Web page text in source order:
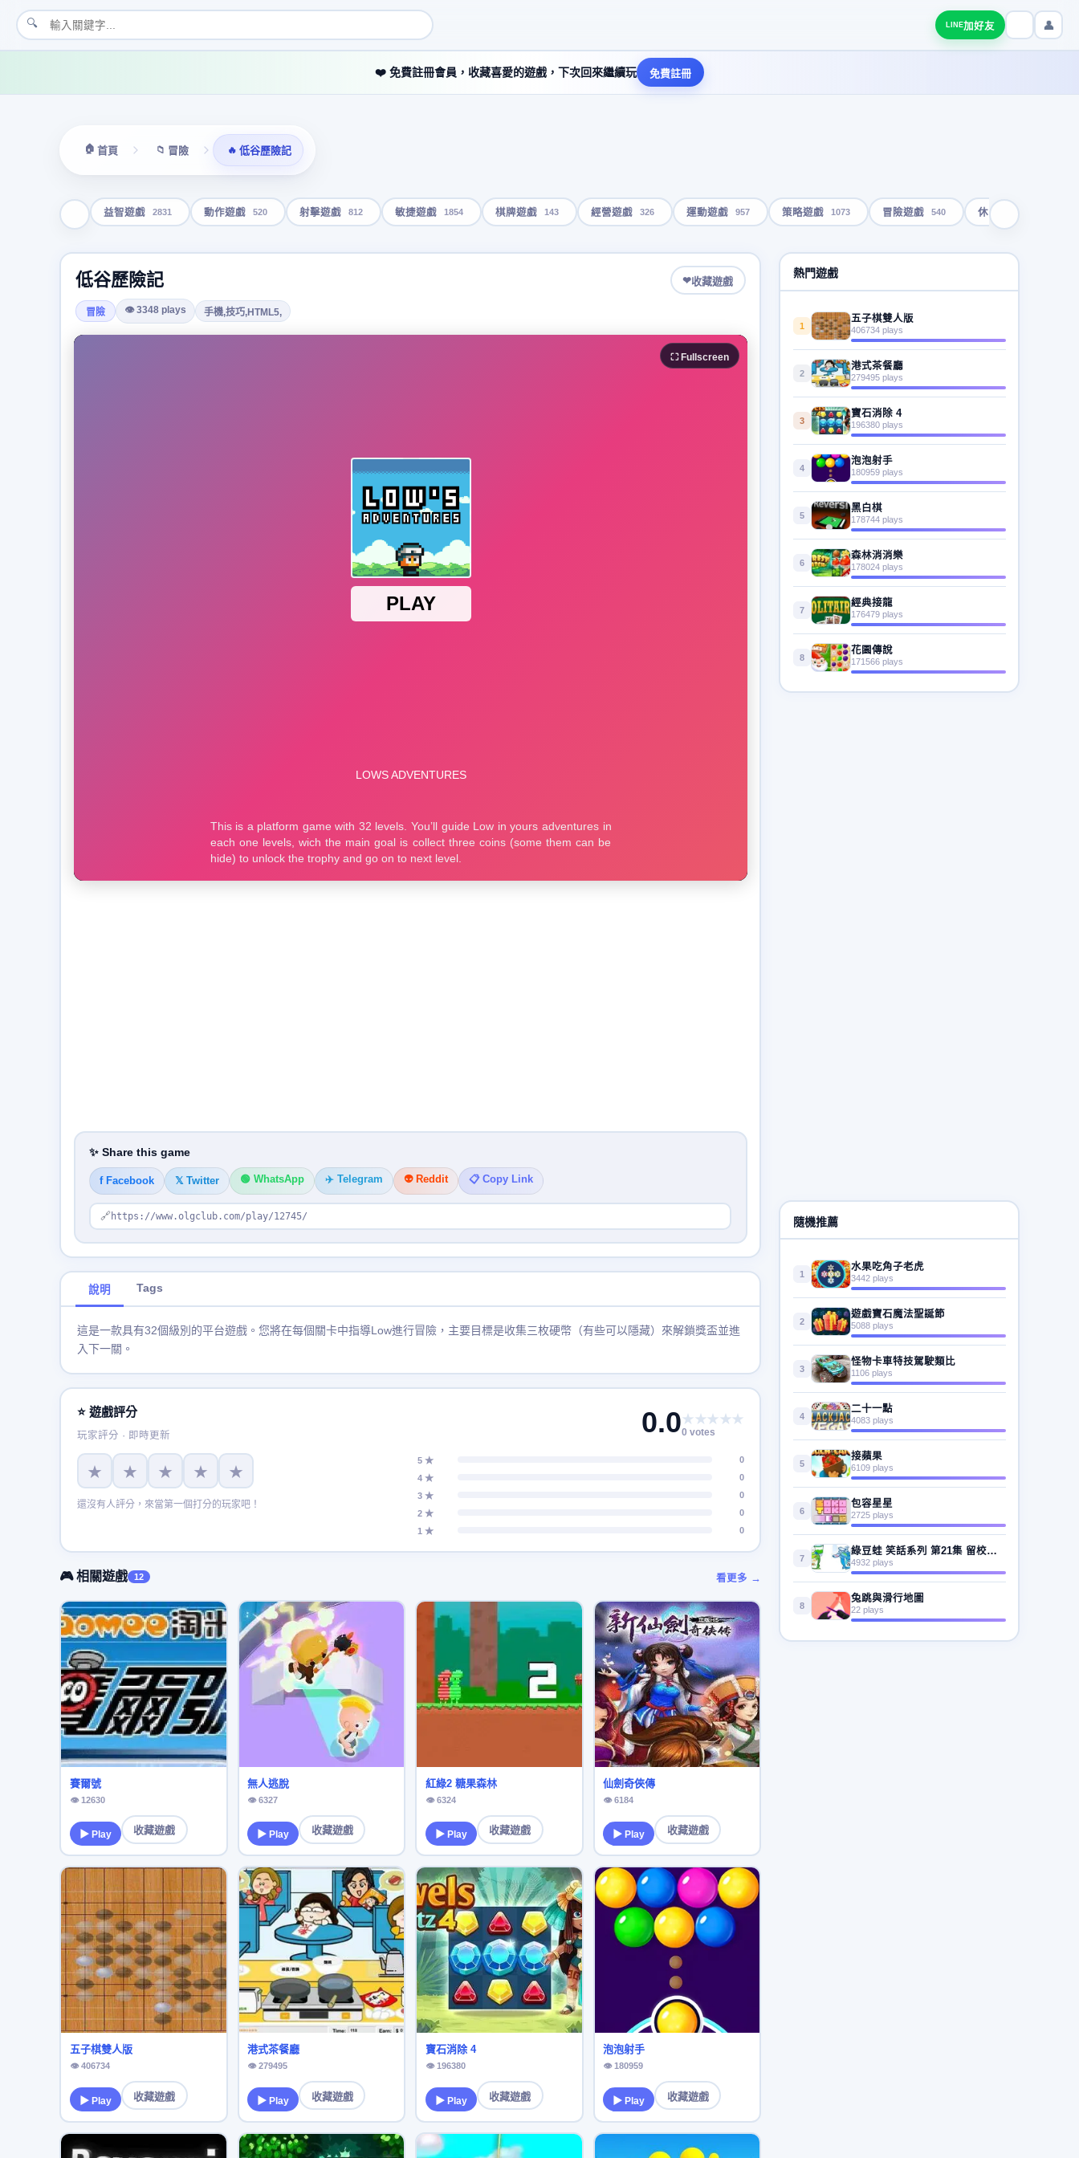
🔍 LINE加好友 👤
❤️ 免費註冊會員，收藏喜愛的遊戲，下次回來繼續玩 免費註冊
🏠 首頁 📁 冒險 🔥 低谷歷險記
益智遊戲 2831 動作遊戲 520 射擊遊戲 812 敏捷遊戲 1854 棋牌遊戲 143 經營遊戲 326 運動遊戲 957 策略遊戲 1073 冒險遊戲 540 休閒遊戲
低谷歷險記 ❤收藏遊戲
冒險 👁 3348 plays 手機,技巧,HTML5,
⛶ Fullscreen
✨ Share this game
f Facebook 𝕏 Twitter 🟢 WhatsApp ✈️ Telegram 👽 Reddit 📋 Copy Link
🔗 https://www.olgclub.com/play/12745/
說明 Tags
這是一款具有32個級別的平台遊戲。您將在每個關卡中指導Low進行冒險，主要目標是收集三枚硬幣（有些可以隱藏）來解鎖獎盃並進
入下一關。
⭐ 遊戲評分
玩家評分 · 即時更新 0.0★★★★★
0 votes
★ ★ ★ ★ ★
還沒有人評分，來當第一個打分的玩家吧！
5 ★
0
4 ★
0
3 ★
0
2 ★
0
1 ★
0
🎮 相關遊戲 12 看更多 →
賽爾號
👁 12630
▶ Play 收藏遊戲
無人逃脫
👁 6327
▶ Play 收藏遊戲
紅綠2 糖果森林
👁 6324
▶ Play 收藏遊戲
仙劍奇俠傳
👁 6184
▶ Play 收藏遊戲
五子棋雙人版
👁 406734
▶ Play 收藏遊戲
港式茶餐廳
👁 279495
▶ Play 收藏遊戲
寶石消除 4
👁 196380
▶ Play 收藏遊戲
泡泡射手
👁 180959
▶ Play 收藏遊戲
熱門遊戲
1
五子棋雙人版
406734 plays
2
港式茶餐廳
279495 plays
3
寶石消除 4
196380 plays
4
泡泡射手
180959 plays
5
黑白棋
178744 plays
6
森林消消樂
178024 plays
7
經典接龍
176479 plays
8
花園傳說
171566 plays
隨機推薦
1
水果吃角子老虎
3442 plays
2
遊戲寶石魔法聖誕節
5088 plays
3
怪物卡車特技駕駛類比
1106 plays
4
二十一點
4083 plays
5
接蘋果
6109 plays
6
包容星星
2725 plays
7
綠豆蛙 笑話系列 第21集 留校的榮譽
4932 plays
8
兔跳與滑行地圖
22 plays